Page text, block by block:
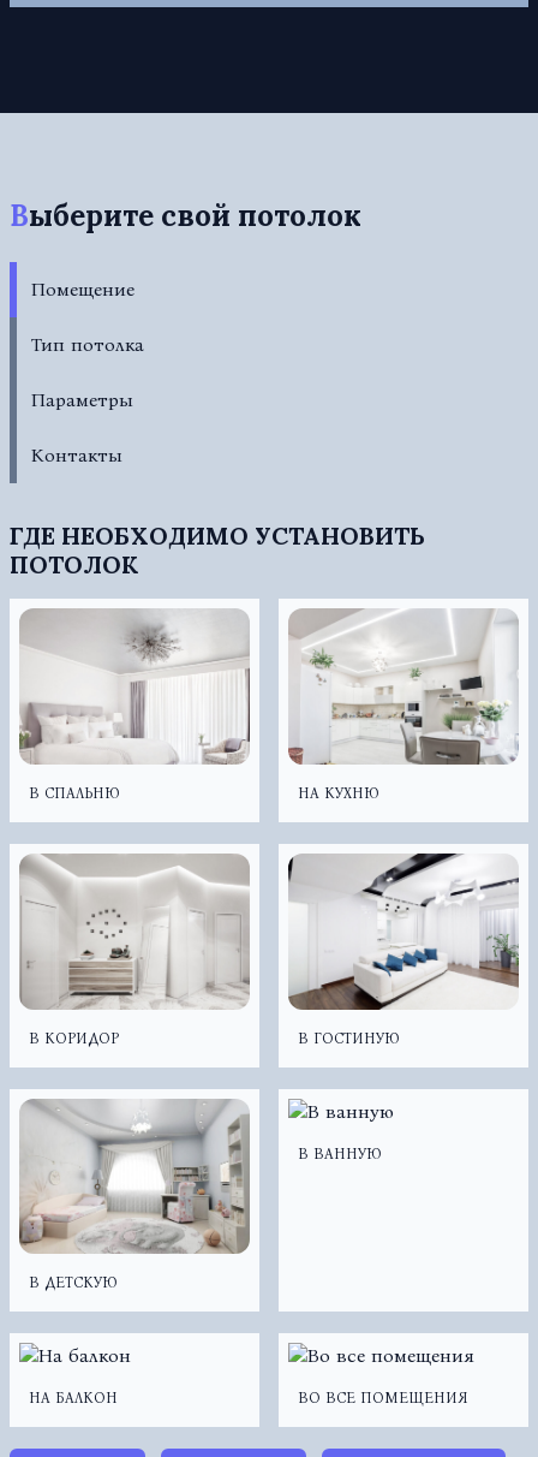
Выберите свой потолок
Помещение
Тип потолка
Параметры
Контакты
ГДЕ НЕОБХОДИМО УСТАНОВИТЬ
ПОТОЛОК
В СПАЛЬНЮ НА КУХНЮ
В КОРИДОР В ГОСТИНУЮ
В ДЕТСКУЮ
В ВАННУЮ
НА БАЛКОН ВО ВСЕ ПОМЕЩЕНИЯ